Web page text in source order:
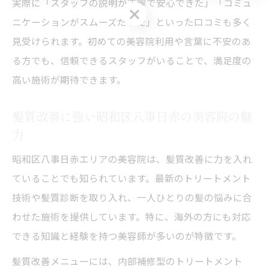
ニケーションがスムーズだった」といった口コミも多く
見受けられます。初めての美容院利用や言葉に不安のあ
る方でも、信頼できるスタッフがいることで、満足度の
高い施術が期待できます。
昭和区八事日赤エリアの美容院は、髪質改善に力を入れ
ていることでも知られています。最新のトリートメント
技術や髪質診断を取り入れ、一人ひとりの髪の悩みに合
わせた施術を提供しています。特に、海外の方にも対応
できる知識と経験を持つ美容師が多いのが特徴です。
髪質改善メニューには、内部補修型のトリートメント
ご予約はこちら